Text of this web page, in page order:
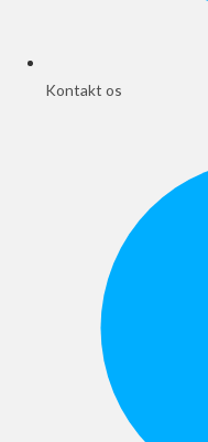
Kontakt os